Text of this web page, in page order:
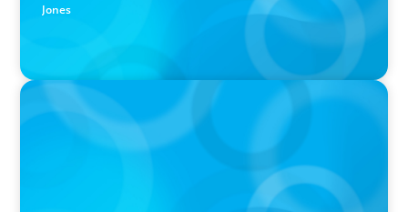
Jones
PRESS RELEASE
Boyden Named a Top 5 Executive Search Firm in Canada
by Forbes